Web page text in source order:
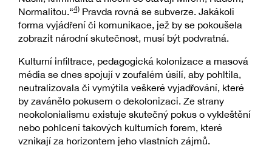
Normalitou.“4) Pravda rovná se subverze. Jakákoli
forma vyjádření či komunikace, jež by se pokoušela
zobrazit národní skutečnost, musí být podvratná.
Kulturní infiltrace, pedagogická kolonizace a masová
média se dnes spojují v zoufalém úsilí, aby pohltila,
neutralizovala či vymýtila veškeré vyjadřování, které
by zavánělo pokusem o dekolonizaci. Ze strany
neokolonialismu existuje skutečný pokus o vykleštění
nebo pohlcení takových kulturních forem, které
vznikají za horizontem jeho vlastních zájmů.